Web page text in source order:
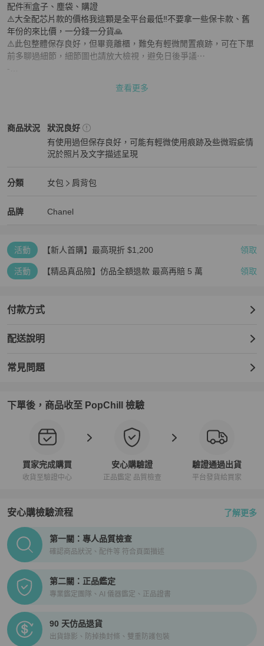
配件🈶️盒子、塵袋、購證
⚠️大全配芯片款的價格我這顆是全平台最低‼️不要拿一些保卡款、舊
年份的來比價，一分錢一分貨🙏
⚠️此包整體保存良好，但畢竟離櫃，難免有輕微閒置痕跡，可在下單
前多聊過細節，細節圖也請放大檢視，避免日後爭議⋯
️-
2⃣️部分盒子是從國外折疊帶回，回國用膠帶黏合組裝
5⃣️商品非全新品，正常使用痕跡請勿高標
6⃣️部分商品提供網圖作穿搭參考，包況以實拍為主
7⃣️議價後談好不買的直接封鎖，不要浪費彼此時間
查看更多
商品狀況
Chanel女包商品狀態與細節
狀況良好
有使用過但保存良好，可能有輕微使用痕跡及些微瑕疵情
況於照片及文字描述呈現
分類
Chanel 女包分類資訊
女包
肩背包
品牌
Chanel 精品女包品牌介紹
Chanel
Chanel 推薦清單
活動 【新人首購】最高現折 $1,200 領取
活動 【精品真品險】仿品全額退款 最高再賠 5 萬 領取
付款方式
配送說明
常見問題
下單後，商品收至 PopChill 檢驗
買家完成購買
收貨至驗證中心
安心購驗證
正品鑑定 品質檢查
驗證通過出貨
平台發貨給買家
安心購檢驗流程 了解更多
PopChill拍拍圈正品驗證、安心購檢驗流程介紹
第一關：專人品質檢查
確認商品狀況、配件等 符合頁面描述
第二關：正品鑑定
專業鑑定團隊、AI 儀器鑑定、正品證書
90 天仿品退貨
出貨錄影、防掉換封條、雙重防護包裝